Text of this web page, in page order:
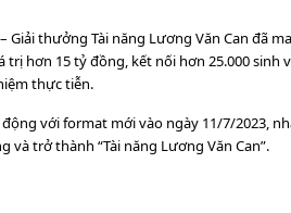
thưởng Tài năng Lương Văn Can đã
hơn 15 tỷ đồng, kết nối hơn 25.000 sinh
thực tiễn.
với format mới vào ngày 11/7/2023,
trở thành “Tài năng Lương Văn Can”.